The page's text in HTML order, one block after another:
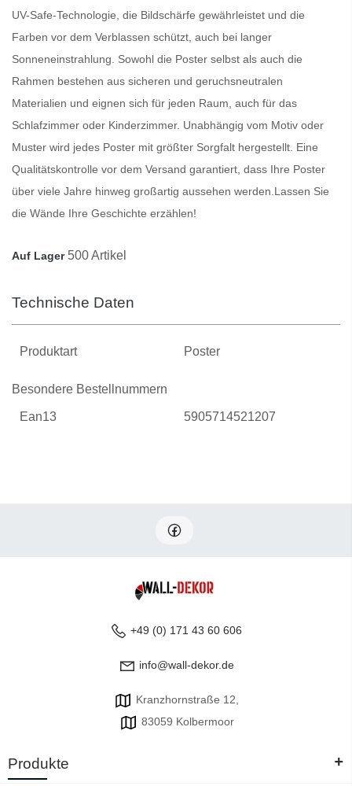
UV-Safe-Technologie, die Bildschärfe gewährleistet und die
Farben vor dem Verblassen schützt, auch bei langer
Sonneneinstrahlung. Sowohl die Poster selbst als auch die
Rahmen bestehen aus sicheren und geruchsneutralen
Materialien und eignen sich für jeden Raum, auch für das
Schlafzimmer oder Kinderzimmer. Unabhängig vom Motiv oder
Muster wird jedes Poster mit größter Sorgfalt hergestellt. Eine
Qualitätskontrolle vor dem Versand garantiert, dass Ihre Poster
über viele Jahre hinweg großartig aussehen werden. Lassen Sie
die Wände Ihre Geschichte erzählen!
Auf Lager 500 Artikel
Technische Daten
Produktart Poster
Besondere Bestellnummern
Ean13 5905714521207
+49 (0) 171 43 60 606
info@wall-dekor.de
Kranzhornstraße 12,
83059 Kolbermoor
Produkte +